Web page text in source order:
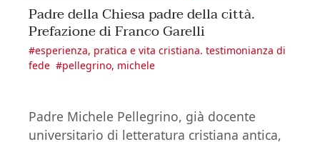
Padre della Chiesa padre della città.
Prefazione di Franco Garelli
#esperienza, pratica e vita cristiana. testimonianza di
fede #pellegrino, michele
Padre Michele Pellegrino, già docente
universitario di letteratura cristiana antica,